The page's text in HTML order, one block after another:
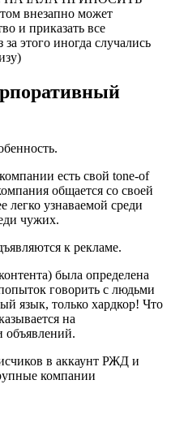
внезапно может
и приказать все
этого иногда случались
есть свой tone-of
общается со своей
легко узнаваемой среди
чужих.
к рекламе.
была определена
говорить с людьми
язык, только хардкор! Что
на
объявлений.